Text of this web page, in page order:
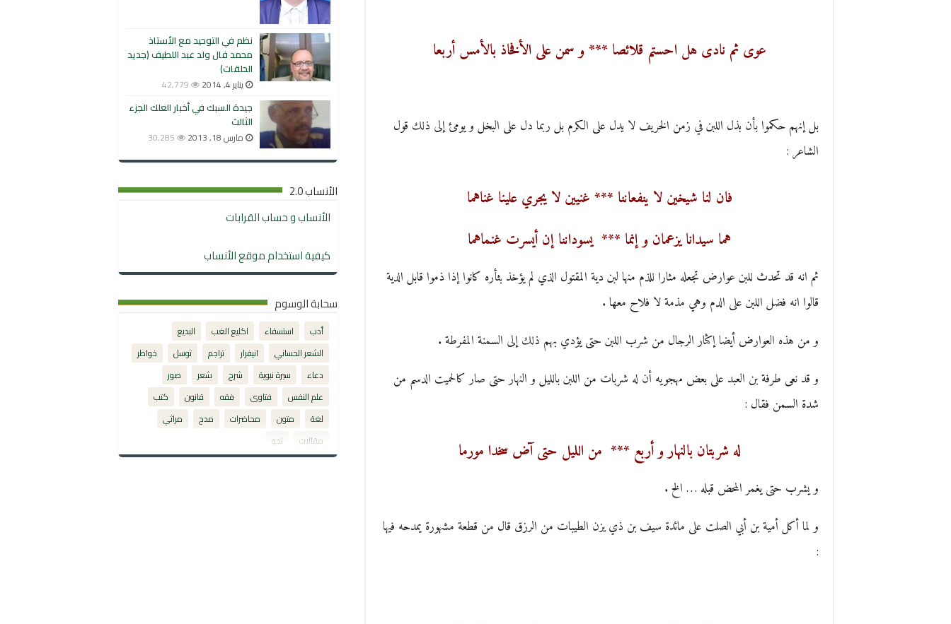
عوى ثم نادى هل احستم قلائصا *** و سمن على الأفخاذ بالأمس أربعا
بل إنهم حكموا بأن بذل اللبن في زمن الخريف لا يدل على الكرم بل ربما دل على البخل و يومئ إلى ذلك قول
الشاعر :
فان لنا شيخين لا ينفعاننا *** غنيين لا يجري علينا غناهما
هما سيدانا يزعمان و إنما *** يسوداننا إن أيسرت غنماهما
ثم انه قد تحدث للبن عوارض تجعله مثارا للذم منها لبن دية المقتول الذي لم يؤخذ بثأره كانوا إذا ذموا قابل الدية
قالوا انه فضل اللبن على الدم وهي مذمة لا فلاح معها .
و من هذه العوارض أيضا إكثار الرجال من شرب اللبن حتى يؤدي بهم ذلك إلى السمنة المفرطة .
و قد نعى طرفة بن العبد على بعض مهجويه أن له شربات من اللبن بالليل و النهار حتى صار كالحميت الدسم من
شدة السمن فقال :
له شربتان بالنهار و أربع *** من الليل حتى آض سخدا مورما
و يشرب حتى يغمر المحض قبله … الخ .
و لما أكل أمية بن أبي الصلت على مائدة سيف بن ذي يزن الطيبات من الرزق قال من قطعة مشهورة يمدحه فيها
:
نظم في التوحيد مع الأستاذ
محمد فال ولد عبد اللطيف (جديد
الحلقات)
يناير 4, 2014 42,779
جيدة السبك في أخبار العلك الجزء
الثالث
مارس 18, 2013 30,285
الأنساب 2.0
الأنساب و حساب القرابات
كيفية استخدام موقع الأنساب
سحابة الوسوم
أدب استسقاء اكليع الغب
البديع
الشعر الحساني
انيفرار تراجم توسل
خواطر
دعاء
سيرة نبوية شرح شعر
صور
علم النفس
فتاوى فقه قانون
كتب
لغة
متون محاضرات مدح
مراثي
مقالات
نحو